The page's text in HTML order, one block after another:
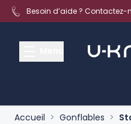
Aller au contenu
Besoin d’aide ? Contactez-
Accueil > Gonflables >